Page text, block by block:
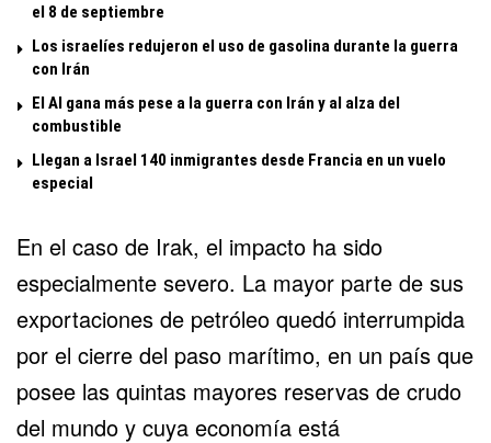
el 8 de septiembre
Los israelíes redujeron el uso de gasolina durante la guerra
con Irán
El Al gana más pese a la guerra con Irán y al alza del
combustible
Llegan a Israel 140 inmigrantes desde Francia en un vuelo
especial
En el caso de Irak, el impacto ha sido
especialmente severo. La mayor parte de sus
exportaciones de petróleo quedó interrumpida
por el cierre del paso marítimo, en un país que
posee las quintas mayores reservas de crudo
del mundo y cuya economía está